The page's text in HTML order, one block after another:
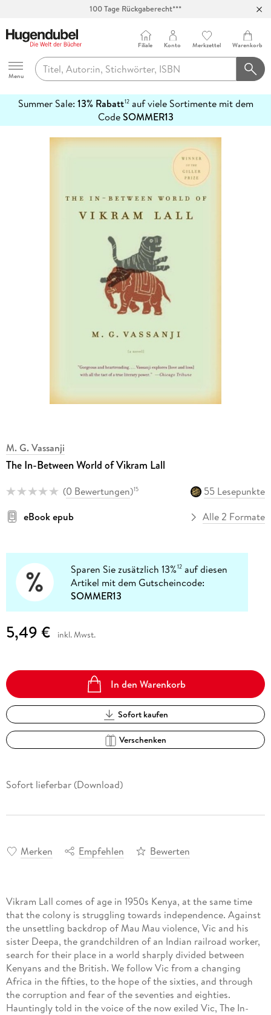
Hugendubel
Menu
Filiale Konto Merkzettel Warenkorb
Summer Sale: 13% Rabatt12auf viele Sortimente mit dem
CodeSOMMER13
erfahren
M. G. Vassanji
The In-Between World of Vikram Lall
(0 Bewertungen)15
55 Lesepunkte
eBook epub
Alle 2 Formate
Sparen Sie zusätzlich 13%12 auf diesen
Artikel mit dem Gutscheincode:
SOMMER13
5,49 € inkl. Mwst.
In den Warenkorb
Sofort kaufen
Verschenken
Sofort lieferbar (Download)
Merken Empfehlen Bewerten
Vikram Lall comes of age in 1950s Kenya, at the same time
that the colony is struggling towards independence. Against
the unsettling backdrop of Mau Mau violence, Vic and his
sister Deepa, the grandchildren of an Indian railroad worker,
search for their place in a world sharply divided between
Kenyans and the British. We follow Vic from a changing
Africa in the fifties, to the hope of the sixties, and through
the corruption and fear of the seventies and eighties.
Hauntingly told in the voice of the now exiled Vic, The In-